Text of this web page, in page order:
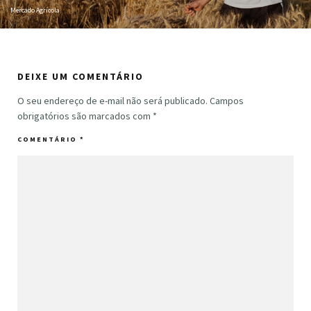
Mercado Agrícola
DEIXE UM COMENTÁRIO
O seu endereço de e-mail não será publicado. Campos
obrigatórios são marcados com *
COMENTÁRIO *